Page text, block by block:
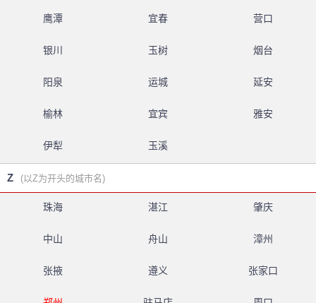
鹰潭 宜春 营口
银川 玉树 烟台
阳泉 运城 延安
榆林 宜宾 雅安
伊犁 玉溪
Z (以Z为开头的城市名)
珠海 湛江 肇庆
中山 舟山 漳州
张掖 遵义 张家口